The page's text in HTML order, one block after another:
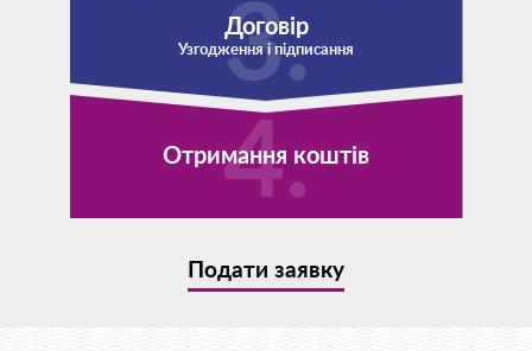
Договір
Узгодження і підписання
Отримання коштів
Подати заявку